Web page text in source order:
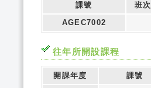
課號 班次
AGEC7002
往年所開設課程
開課年度 課號